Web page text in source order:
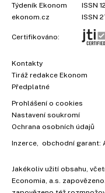
Týdeník Ekonom
ISSN
ekonom.cz
ISSN
Certifikováno:
Kontakty
Tiráž redakce Ekonom
Předplatné
Prohlášení o cookies
Nastavení soukromí
Ochrana osobních údajů
Inzerce, obchodní garant:
Jakékoliv užití obsahu,
Economia, a.s.